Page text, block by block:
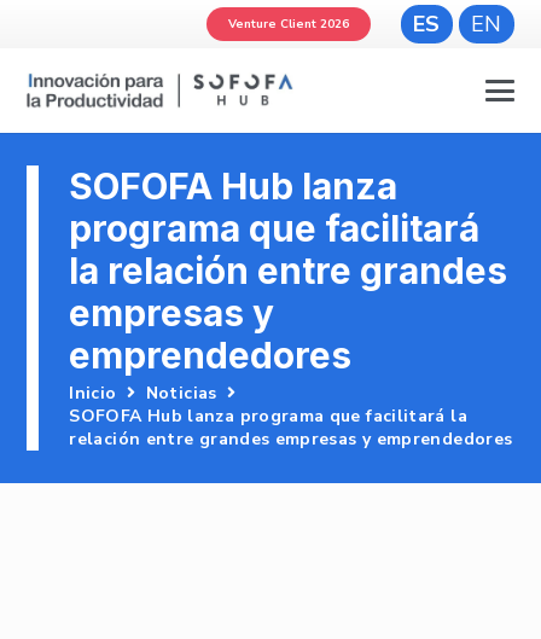
Venture Client 2026 ES EN
SOFOFA Hub lanza
programa que facilitará
la relación entre grandes
empresas y
emprendedores
Inicio
Noticias
SOFOFA Hub lanza programa que facilitará la
relación entre grandes empresas y emprendedores